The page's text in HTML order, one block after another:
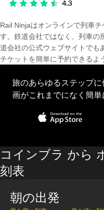
Rail Ninjaはオンラインで列車
す。鉄道会社ではなく、列車の
道会社の公式ウェブサイトでも
チケットを簡単に予約できるよ
旅のあらゆるステップ
画がこれまでになく簡単
コインブラ から
刻表
朝の出発